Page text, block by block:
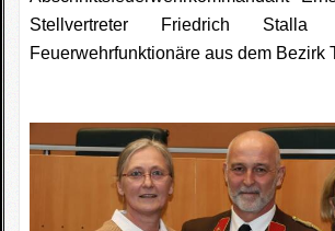
Stellvertreter Friedrich
Feuerwehrfunktionäre aus dem Bezirk